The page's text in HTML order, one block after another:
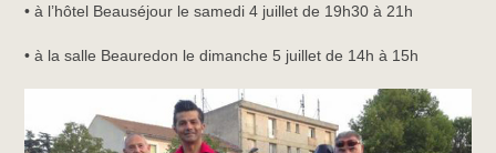
• à l’hôtel Beauséjour le samedi 4 juillet de 19h30 à 21h
• à la salle Beauredon le dimanche 5 juillet de 14h à 15h